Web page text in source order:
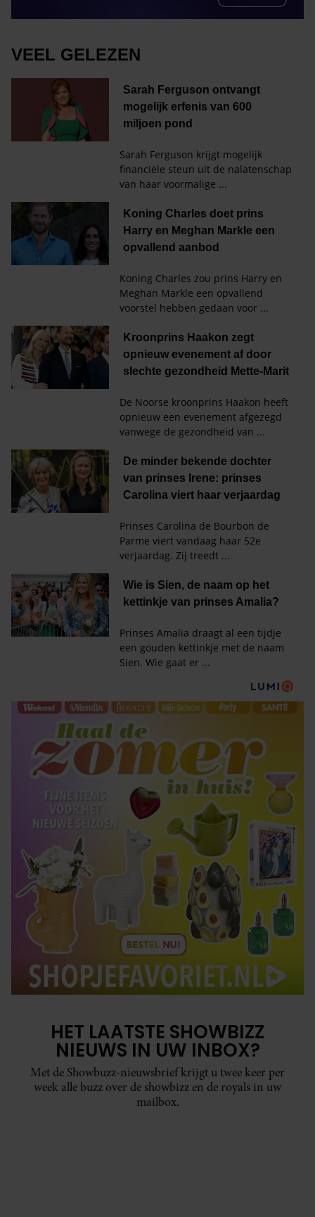
HET LAATSTE SHOWBIZZ
NIEUWS IN UW INBOX?
Met de Showbuzz-nieuwsbrief krijgt u twee keer per
week alle buzz over de showbizz en de royals in uw
mailbox.